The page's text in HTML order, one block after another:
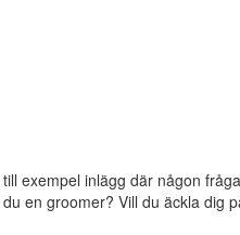
exempel inlägg där någon
en groomer? Vill du äckla